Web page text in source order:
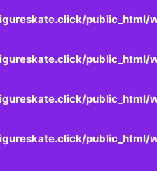
public_html/
public_html/
public_html/
public_html/